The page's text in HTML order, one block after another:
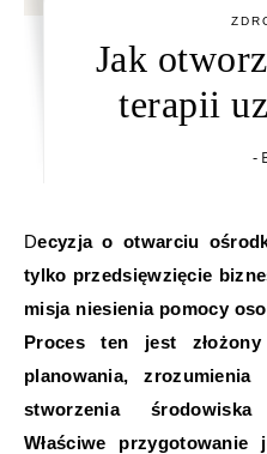
Jak
terapii
-
Decyzja o otwarciu ośrodka terapii uzależnień to nie
tylko przedsięwzięcie
misja niesienia pomocy
Proces ten jest
planowania,
stworzenia
Właściwe